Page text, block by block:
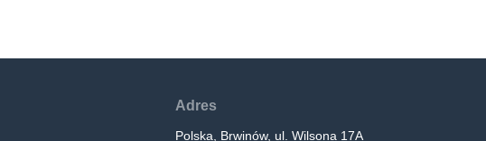
Adres
Polska, Brwinów, ul. Wilsona 17A